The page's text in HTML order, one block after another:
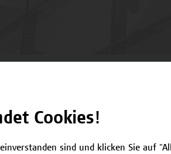
Cookies!
sind und klicken Sie auf